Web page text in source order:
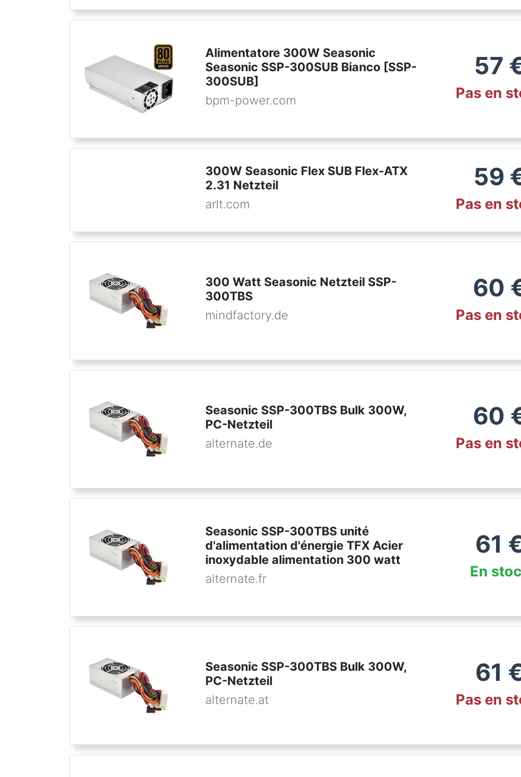
Alimentatore 300W Seasonic
Seasonic SSP-300SUB Bianco [SSP-
300SUB]
bpm-power.com
57
Pas en
300W Seasonic Flex SUB Flex-ATX
2.31 Netzteil
arlt.com
59
Pas en
300 Watt Seasonic Netzteil SSP-
300TBS
mindfactory.de
60
Pas en
Seasonic SSP-300TBS Bulk 300W,
PC-Netzteil
alternate.de
60
Pas en
Seasonic SSP-300TBS unité
d'alimentation d'énergie TFX Acier
inoxydable alimentation 300 watt
alternate.fr
61
En
Seasonic SSP-300TBS Bulk 300W,
PC-Netzteil
alternate.at
61
Pas en